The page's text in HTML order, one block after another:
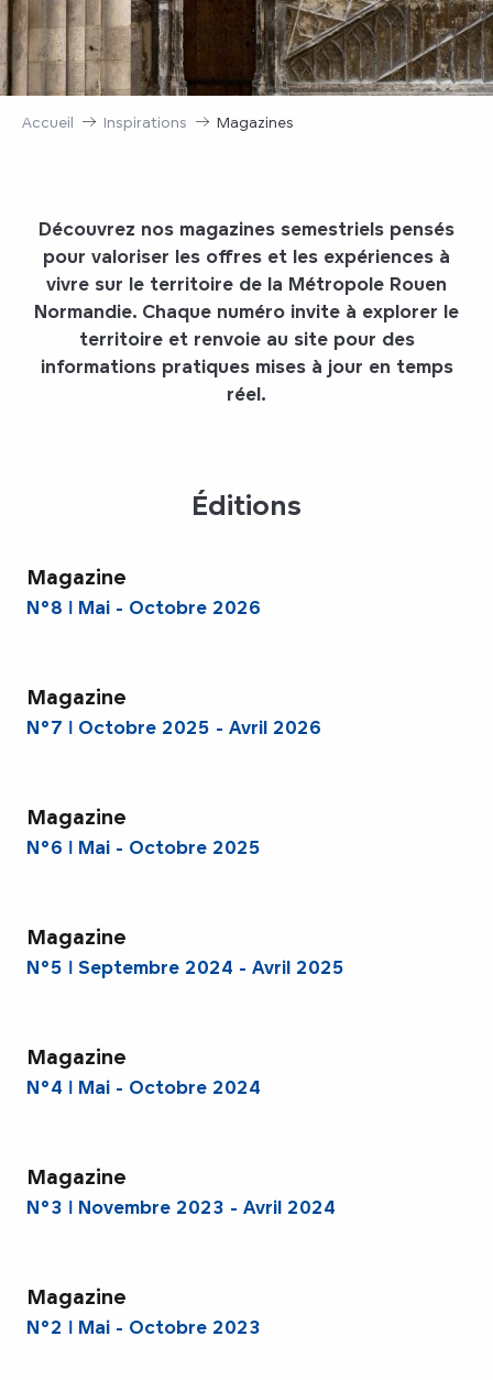
Accueil Inspirations Magazines
Découvrez nos magazines semestriels pensés
pour valoriser les offres et les expériences à
vivre sur le territoire de la Métropole Rouen
Normandie. Chaque numéro invite à explorer le
territoire et renvoie au site pour des
informations pratiques mises à jour en temps
réel.
Éditions
Magazine
N°8 ǀ Mai - Octobre 2026
Magazine
N°7 ǀ Octobre 2025 - Avril 2026
Magazine
N°6 ǀ Mai - Octobre 2025
Magazine
N°5 ǀ Septembre 2024 - Avril 2025
Magazine
N°4 ǀ Mai - Octobre 2024
Magazine
N°3 ǀ Novembre 2023 - Avril 2024
Magazine
N°2 ǀ Mai - Octobre 2023